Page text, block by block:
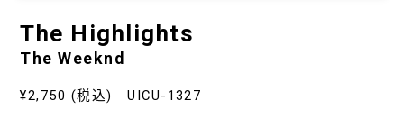
The Highlights
The Weeknd
¥2,750 (税込) UICU-1327